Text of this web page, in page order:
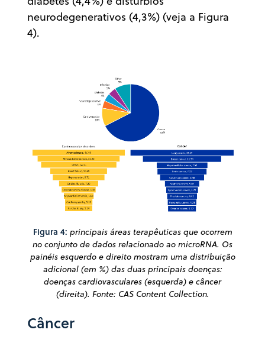
neurodegenerativos (4,3%) (veja a Figura
4).
Figura 4: principais áreas terapêuticas que ocorrem
no conjunto de dados relacionado ao microRNA. Os
painéis esquerdo e direito mostram uma distribuição
adicional (em %) das duas principais doenças:
doenças cardiovasculares (esquerda) e câncer
(direita). Fonte: CAS Content Collection.
Câncer